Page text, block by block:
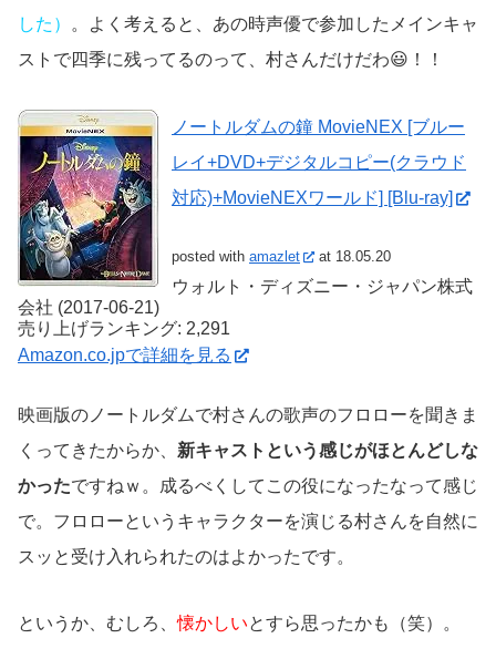
した）
。よく考えると、あの時声優で参加したメインキャ
ストで四季に残ってるのって、村さんだけだわ😃！！
ノートルダムの鐘 MovieNEX [ブルー
レイ+DVD+デジタルコピー(クラウド
対応)+MovieNEXワールド] [Blu-ray]
posted with amazlet at 18.05.20
ウォルト・ディズニー・ジャパン株式
会社 (2017-06-21)
売り上げランキング: 2,291
Amazon.co.jpで詳細を見る
映画版のノートルダムで村さんの歌声のフロローを聞きま
くってきたからか、 新キャストという感じがほとんどしな
かったですねｗ。成るべくしてこの役になったなって感じ
で。フロローというキャラクターを演じる村さんを自然に
スッと受け入れられたのはよかったです。
というか、むしろ、懐かしいとすら思ったかも（笑）。